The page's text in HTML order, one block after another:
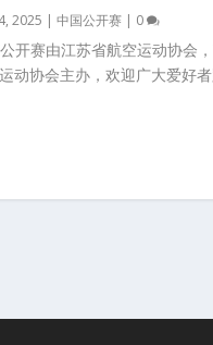
2025 |中国公开赛 | 0
开赛由江苏省航空运动协会
动协会主办，欢迎广大爱好